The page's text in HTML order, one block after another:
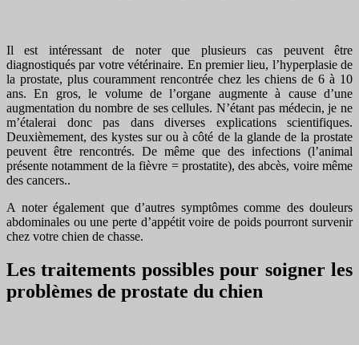
Il est intéressant de noter que plusieurs cas peuvent être
diagnostiqués par votre vétérinaire. En premier lieu, l’hyperplasie de
la prostate, plus couramment rencontrée chez les chiens de 6 à 10
ans. En gros, le volume de l’organe augmente à cause d’une
augmentation du nombre de ses cellules. N’étant pas médecin, je ne
m’étalerai donc pas dans diverses explications scientifiques.
Deuxièmement, des kystes sur ou à côté de la glande de la prostate
peuvent être rencontrés. De même que des infections (l’animal
présente notamment de la fièvre = prostatite), des abcès, voire même
des cancers..
A noter également que d’autres symptômes comme des douleurs
abdominales ou une perte d’appétit voire de poids pourront survenir
chez votre chien de chasse.
Les traitements possibles pour soigner les
problèmes de prostate du chien